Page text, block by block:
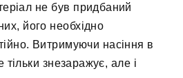
не був придбаний
його необхідно
Витримуючи насіння в
тільки знезаражує, але і